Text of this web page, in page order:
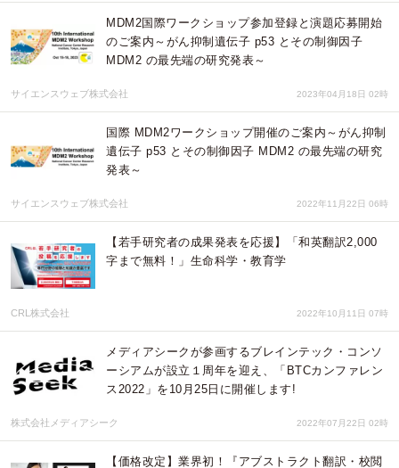
MDM2国際ワークショップ参加登録と演題応募開始
のご案内～がん抑制遺伝子 p53 とその制御因子
MDM2 の最先端の研究発表～
サイエンスウェブ株式会社 2023年04月18日 02時
国際 MDM2ワークショップ開催のご案内～がん抑制
遺伝子 p53 とその制御因子 MDM2 の最先端の研究
発表～
サイエンスウェブ株式会社 2022年11月22日 06時
【若手研究者の成果発表を応援】「和英翻訳2,000
字まで無料！」生命科学・教育学
CRL株式会社 2022年10月11日 07時
メディアシークが参画するブレインテック・コンソ
ーシアムが設立１周年を迎え、「BTCカンファレン
ス2022」を10月25日に開催します!
株式会社メディアシーク 2022年07月22日 02時
【価格改定】業界初！『アブストラクト翻訳・校閲